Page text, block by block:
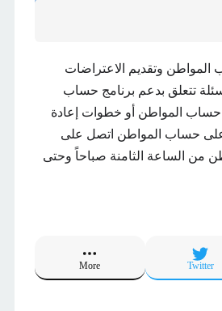
المواطن وتقديم الاعتراضات
تتعلق بدعم برنامج حساب
حساب المواطن أو خطوات إعادة
على حساب المواطن اتصل على
من الساعة الثامنة صباحاً وحتى
Twitter
More